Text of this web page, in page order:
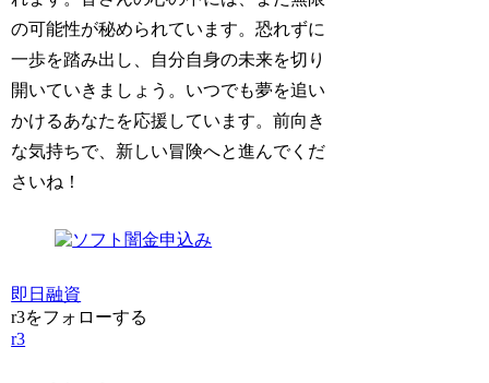
の可能性が秘められています。恐れずに
一歩を踏み出し、自分自身の未来を切り
開いていきましょう。いつでも夢を追い
かけるあなたを応援しています。前向き
な気持ちで、新しい冒険へと進んでくだ
さいね！
即日融資
r3をフォローする
r3